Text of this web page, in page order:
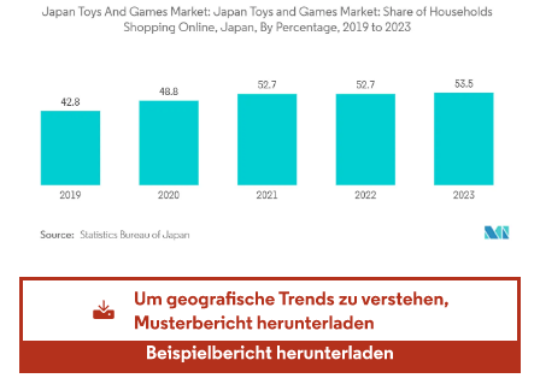
Bild © Mordor Intelligence. Wiederverwendung erfordert Namensnennung gemäß